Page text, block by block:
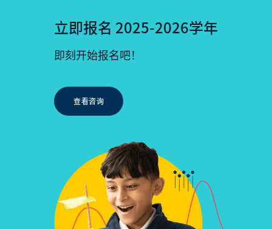
立即报名 2025-2026学年
即刻开始报名吧！
查看咨询